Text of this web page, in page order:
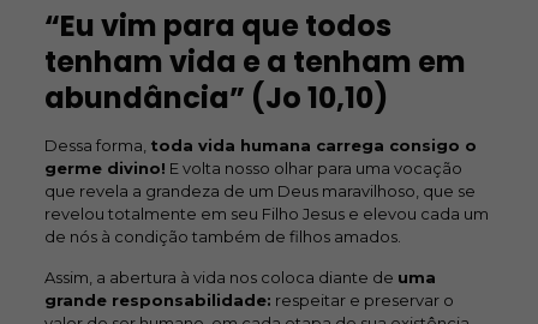
“Eu vim para que todos
tenham vida e a tenham em
abundância” (Jo 10,10)
Dessa forma, toda vida humana carrega consigo o
germe divino! E volta nosso olhar para uma vocação
que revela a grandeza de um Deus maravilhoso, que se
revelou totalmente em seu Filho Jesus e elevou cada um
de nós à condição também de filhos amados.
Assim, a abertura à vida nos coloca diante de uma
grande responsabilidade: respeitar e preservar o